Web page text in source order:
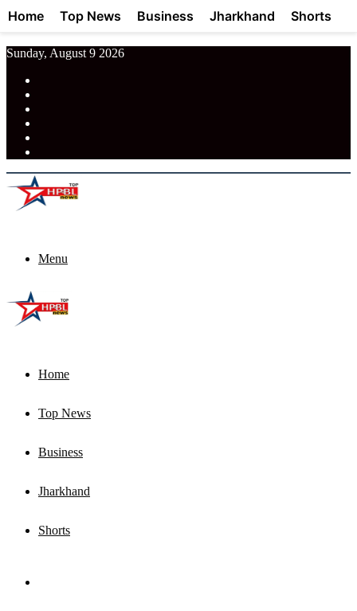
Sunday, August 9 2026
Menu
Home
Top News
Business
Jharkhand
Shorts
Home Top News Business Jharkhand Shorts